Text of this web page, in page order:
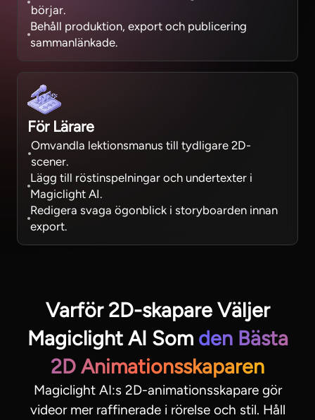
börjar.
Behåll produktion, export och publicering
sammanlänkade.
För Lärare
Omvandla lektionsmanus till tydligare 2D-
scener.
Lägg till röstinspelningar och undertexter i
Magiclight AI.
Redigera svaga ögonblick i storyboarden innan
export.
Varför 2D-skapare Väljer
Magiclight AI Som den Bästa
2D Animationsskaparen
Magiclight AI:s 2D-animationsskapare gör
videor mer raffinerade i rörelse och stil. Håll